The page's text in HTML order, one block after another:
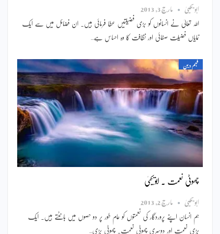
ابویحییٰ مارچ 3, 2013
ﷲ تعالیٰ نے انسانوں کو بڑی فضیلتیں عطا فرمائی ہیں۔ ان فضائل میں سے ایک
نمایاں فضیلت صفائی اور نظافت کا وہ احساس ہے…
فہم دین
چھوٹی نعمت ۔ ابویحییٰ
ابویحییٰ مارچ 2, 2013
ہم انسان اپنے پروردگار کی نعمتوں کو عام طور پر دو حصوں میں بانٹتے ہیں۔ ایک
بڑی نعمت اور دوسری چھوٹی نعمت۔ چھوٹی بڑی…